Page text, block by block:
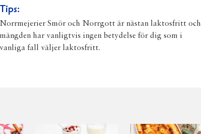
Tips:
Norrmejerier Smör och Norrgott är nästan laktosfritt och
mängden har vanligtvis ingen betydelse för dig som i
vanliga fall väljer laktosfritt.